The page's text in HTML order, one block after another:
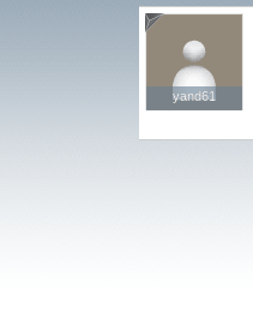
yand61
yand61